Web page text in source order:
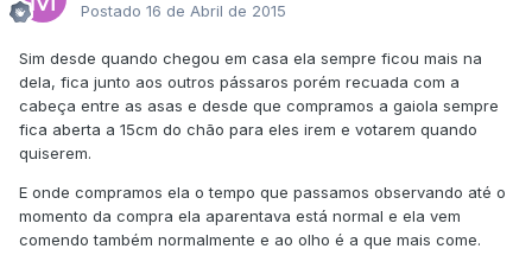
Postado 16 de Abril de 2015
Sim desde quando chegou em casa ela sempre ficou mais na
dela, fica junto aos outros pássaros porém recuada com a
cabeça entre as asas e desde que compramos a gaiola sempre
fica aberta a 15cm do chão para eles irem e votarem quando
quiserem.
E onde compramos ela o tempo que passamos observando até o
momento da compra ela aparentava está normal e ela vem
comendo também normalmente e ao olho é a que mais come.